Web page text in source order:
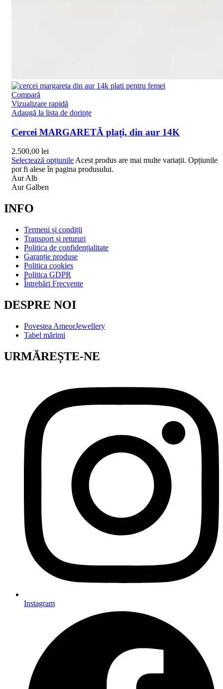
Compară
Vizualizare rapidă
Adaugă la lista de dorințe
Cercei MARGARETĂ plați, din aur 14K
2.500,00 lei
Selectează opțiunile Acest produs are mai multe variații. Opțiunile
pot fi alese în pagina produsului.
Aur Alb
Aur Galben
INFO
Termeni și condiții
Transport și retururi
Politica de confidențialitate
Garanție produse
Politica cookies
Politica GDPR
Întrebări Frecvente
DESPRE NOI
Povestea AmeorJewellery
Tabel mărimi
URMĂREȘTE-NE
Instagram